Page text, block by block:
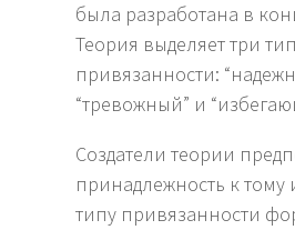
была разработана в
Теория выделяет три
привязанности:
“тревожный” и
Создатели теории
принадлежность к
типу привязанности